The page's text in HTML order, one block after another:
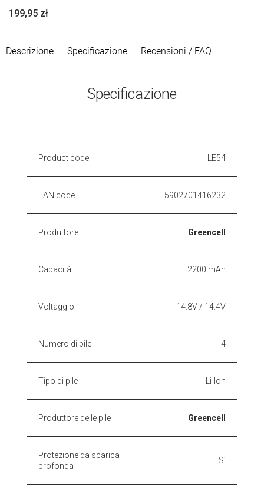
199,95 zł
Descrizione Specificazione Recensioni / FAQ
Specificazione
Product code LE54
EAN code 5902701416232
Produttore Greencell
Capacità 2200 mAh
Voltaggio 14.8V / 14.4V
Numero di pile 4
Tipo di pile Li-Ion
Produttore delle pile Greencell
Protezione da scarica
profonda
Sì